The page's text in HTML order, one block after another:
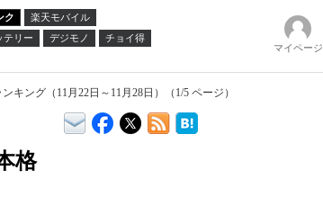
ク
楽天モバイル
テリー デジモノ
チョイ得
マイページ
ング（11月22日～11月28日）（1/5 ページ）
格